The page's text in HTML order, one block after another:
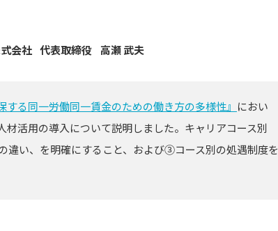
会社 代表取締役 高瀬 武夫
する同一労働同一賃金のための働き方の多様性』 におい
活用の導入について説明しました。キャリアコース別
い、を明確にすること、および③コース別の処遇制度を